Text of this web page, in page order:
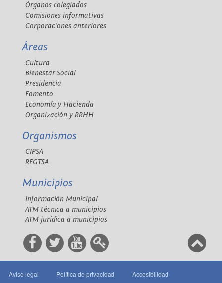
Órganos colegiados
Comisiones informativas
Corporaciones anteriores
Áreas
Cultura
Bienestar Social
Presidencia
Fomento
Economía y Hacienda
Organización y RRHH
Organismos
CIPSA
REGTSA
Municipios
Información Municipal
ATM técnica a municipios
ATM jurídica a municipios
Aviso legal Política de privacidad Accesibilidad